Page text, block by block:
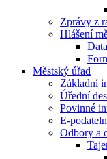
Zprávy z
Hlášení
Městský úřad
Základní
Úřední
Povinné
E-
Odbory a